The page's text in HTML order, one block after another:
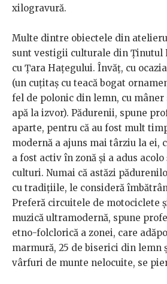
xilogravură.
Multe dintre obiectele din
sunt vestigii culturale din Ținutul
cu Țara Hațegului. Învăț, cu
(un cuțitaș cu teacă bogat
fel de polonic din lemn, cu mâner
apă la izvor). Pădurenii, spune
aparte, pentru că au fost mult
modernă a ajuns mai târziu la ei,
a fost activ în zonă și a adus
culturi. Numai că astăzi
cu tradițiile, le consideră
Preferă circuitele de motociclete
muzică ultramodernă, spune
etno-folclorică a zonei, care
marmură, 25 de biserici din lemn
vârfuri de munte nelocuite, se